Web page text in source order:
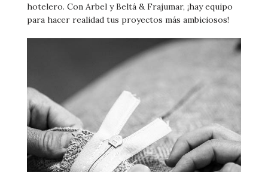
hotelero. Con Arbel y Beltá & Frajumar, ¡hay equipo
para hacer realidad tus proyectos más ambiciosos!